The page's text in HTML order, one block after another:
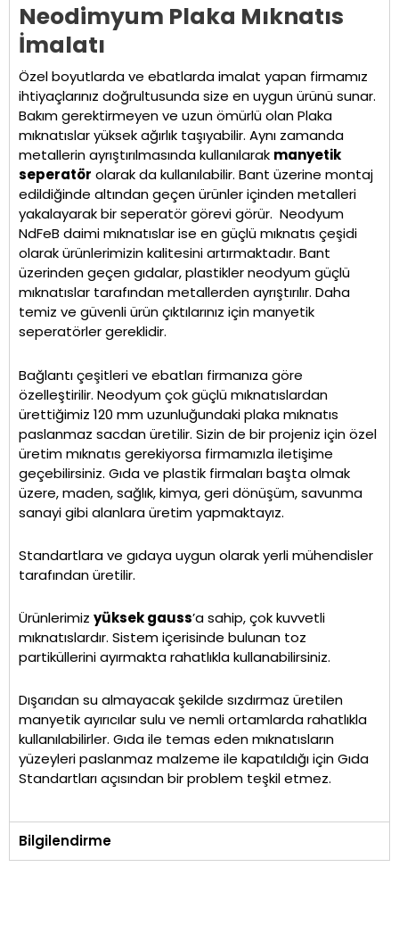
Neodimyum Plaka Mıknatıs
İmalatı
Özel boyutlarda ve ebatlarda imalat yapan firmamız
ihtiyaçlarınız doğrultusunda size en uygun ürünü sunar.
Bakım gerektirmeyen ve uzun ömürlü olan Plaka
mıknatıslar yüksek ağırlık taşıyabilir. Aynı zamanda
metallerin ayrıştırılmasında kullanılarak manyetik
seperatör olarak da kullanılabilir. Bant üzerine montaj
edildiğinde altından geçen ürünler içinden metalleri
yakalayarak bir seperatör görevi görür. Neodyum
NdFeB daimi mıknatıslar ise en güçlü mıknatıs çeşidi
olarak ürünlerimizin kalitesini artırmaktadır. Bant
üzerinden geçen gıdalar, plastikler neodyum güçlü
mıknatıslar tarafından metallerden ayrıştırılır. Daha
temiz ve güvenli ürün çıktılarınız için manyetik
seperatörler gereklidir.
Bağlantı çeşitleri ve ebatları firmanıza göre
özelleştirilir. Neodyum çok güçlü mıknatıslardan
ürettiğimiz 120 mm uzunluğundaki plaka mıknatıs
paslanmaz sacdan üretilir. Sizin de bir projeniz için özel
üretim mıknatıs gerekiyorsa firmamızla iletişime
geçebilirsiniz. Gıda ve plastik firmaları başta olmak
üzere, maden, sağlık, kimya, geri dönüşüm, savunma
sanayi gibi alanlara üretim yapmaktayız.
Standartlara ve gıdaya uygun olarak yerli mühendisler
tarafından üretilir.
Ürünlerimiz yüksek gauss’a sahip, çok kuvvetli
mıknatıslardır. Sistem içerisinde bulunan toz
partiküllerini ayırmakta rahatlıkla kullanabilirsiniz.
Dışarıdan su almayacak şekilde sızdırmaz üretilen
manyetik ayırıcılar sulu ve nemli ortamlarda rahatlıkla
kullanılabilirler. Gıda ile temas eden mıknatısların
yüzeyleri paslanmaz malzeme ile kapatıldığı için Gıda
Standartları açısından bir problem teşkil etmez.
Bilgilendirme